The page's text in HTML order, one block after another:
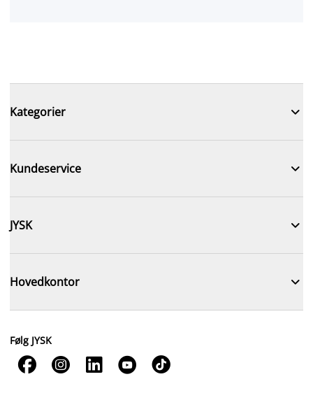
Kategorier 
Kundeservice 
JYSK 
Hovedkontor 
Følg JYSK
    